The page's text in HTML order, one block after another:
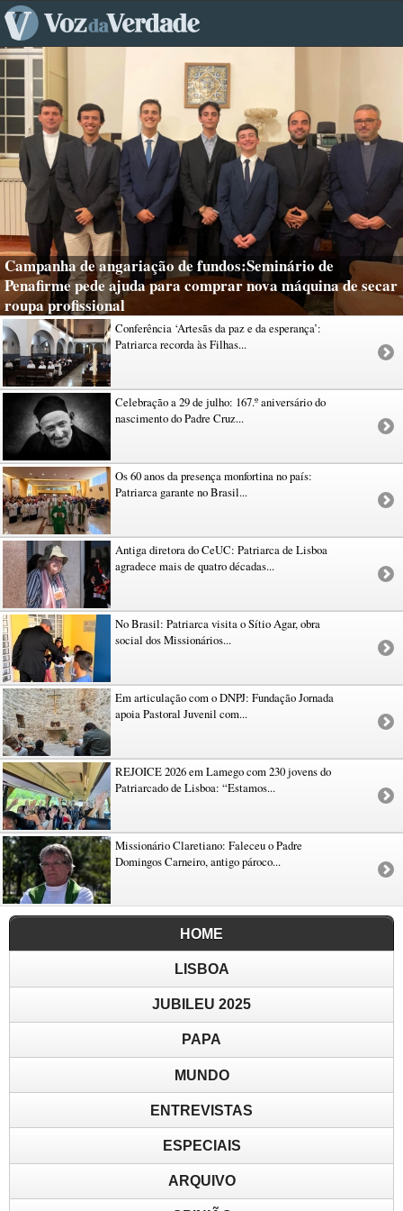
Campanha de angariação de fundos:Seminário de
Penafirme pede ajuda para comprar nova máquina de secar
roupa profissional
Conferência ‘Artesãs da paz e da esperança’:
Patriarca recorda às Filhas...
Celebração a 29 de julho: 167.º aniversário do
nascimento do Padre Cruz...
Os 60 anos da presença monfortina no país:
Patriarca garante no Brasil...
Antiga diretora do CeUC: Patriarca de Lisboa
agradece mais de quatro décadas...
No Brasil: Patriarca visita o Sítio Agar, obra
social dos Missionários...
Em articulação com o DNPJ: Fundação Jornada
apoia Pastoral Juvenil com...
REJOICE 2026 em Lamego com 230 jovens do
Patriarcado de Lisboa: “Estamos...
Missionário Claretiano: Faleceu o Padre
Domingos Carneiro, antigo pároco...
HOME
LISBOA
JUBILEU 2025
PAPA
MUNDO
ENTREVISTAS
ESPECIAIS
ARQUIVO